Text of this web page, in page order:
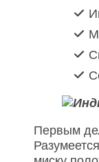
Первым